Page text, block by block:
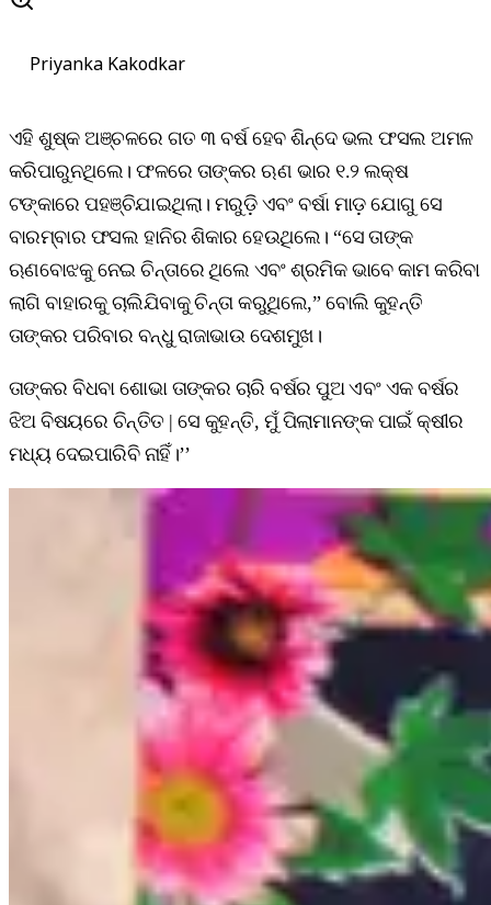
Priyanka Kakodkar
ଏହି ଶୁଷ୍କ ଅଞ୍ଚଳରେ ଗତ ୩ ବର୍ଷ ହେବ ଶିନ୍ଦେ ଭଲ ଫସଲ ଅମଳ
କରିପାରୁନଥିଲେ। ଫଳରେ ତାଙ୍କର ଋଣ ଭାର ୧.୨ ଲକ୍ଷ
ଟଙ୍କାରେ ପହଞ୍ଚିଯାଇଥିଲା। ମରୁଡ଼ି ଏବଂ ବର୍ଷା ମାଡ଼ ଯୋଗୁ ସେ
ବାରମ୍ବାର ଫସଲ ହାନିର ଶିକାର ହେଉଥିଲେ। “ସେ ତାଙ୍କ
ଋଣବୋଝକୁ ନେଇ ଚିନ୍ତାରେ ଥିଲେ ଏବଂ ଶ୍ରମିକ ଭାବେ କାମ କରିବା
ଲାଗି ବାହାରକୁ ଚାଲିଯିବାକୁ ଚିନ୍ତା କରୁଥିଲେ,” ବୋଲି କୁହନ୍ତି
ତାଙ୍କର ପରିବାର ବନ୍ଧୁ ରାଜାଭାଉ ଦେଶମୁଖ।
ତାଙ୍କର ବିଧବା ଶୋଭା ତାଙ୍କର ଚାରି ବର୍ଷର ପୁଅ ଏବଂ ଏକ ବର୍ଷର
ଝିଅ ବିଷୟରେ ଚିନ୍ତିତ | ସେ କୁହନ୍ତି, ମୁଁ ପିଲାମାନଙ୍କ ପାଇଁ କ୍ଷୀର
ମଧ୍ୟ ଦେଇପାରିବି ନାହିଁ।’’